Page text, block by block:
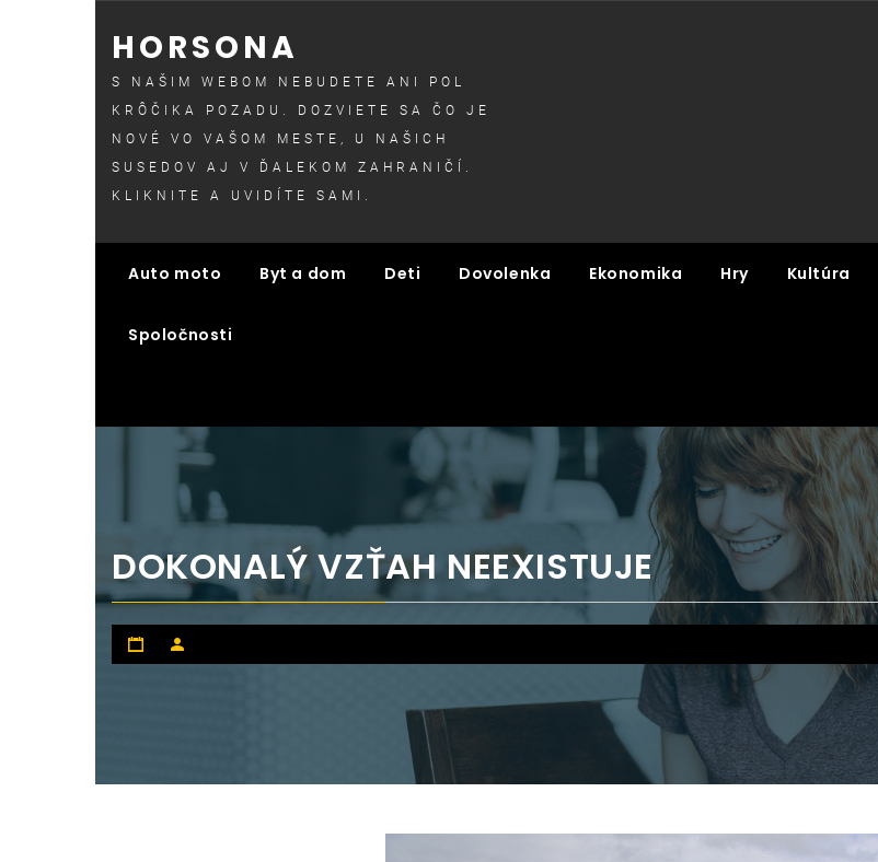
HORSONA
S NAŠIM WEBOM NEBUDETE ANI POL
KRÔČIKA POZADU. DOZVIETE SA ČO JE
NOVÉ VO VAŠOM MESTE, U NAŠICH
SUSEDOV AJ V ĎALEKOM ZAHRANIČÍ.
KLIKNITE A UVIDÍTE SAMI.
Auto moto Byt a dom Deti Dovolenka Ekonomika Hry Kultúra
Spoločnosti
DOKONALÝ VZŤAH NEEXISTUJE